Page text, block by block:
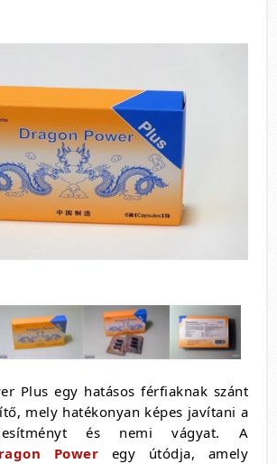
Plus egy hatásos férfiaknak szánt
mely hatékonyan képes javítani a
és nemi vágyat. A
Power egy útódja, amely